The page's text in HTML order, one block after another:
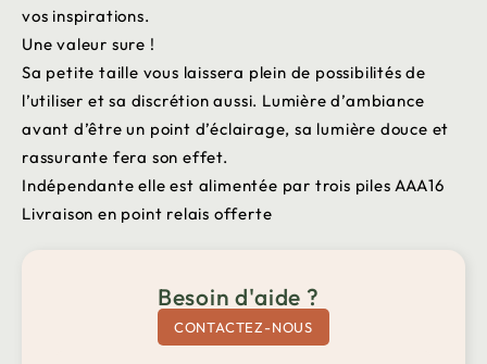
vos inspirations.
Une valeur sure !
Sa petite taille vous laissera plein de possibilités de
l’utiliser et sa discrétion aussi. Lumière d’ambiance
avant d’être un point d’éclairage, sa lumière douce et
rassurante fera son effet.
Indépendante elle est alimentée par trois piles AAA16
Livraison en point relais offerte
Besoin d'aide ?
CONTACTEZ-NOUS